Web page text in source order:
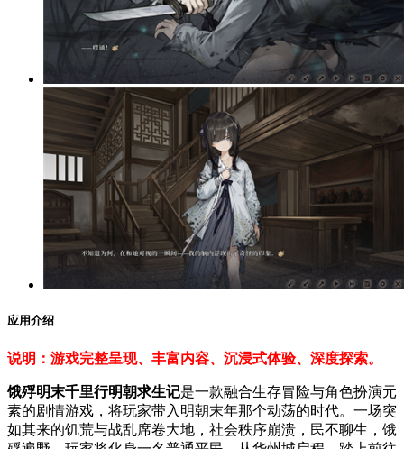
应用介绍
说明：游戏完整呈现、丰富内容、沉浸式体验、深度探索。
饿殍明末千里行明朝求生记是一款融合生存冒险与角色扮演元
素的剧情游戏，将玩家带入明朝末年那个动荡的时代。一场突
如其来的饥荒与战乱席卷大地，社会秩序崩溃，民不聊生，饿